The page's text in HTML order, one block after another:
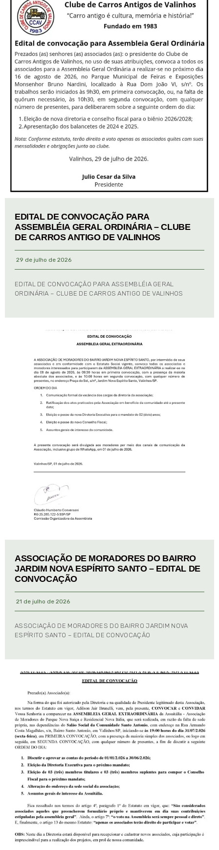
EDITAL DE CONVOCAÇÃO PARA
ASSEMBLÉIA GERAL ORDINÁRIA – CLUBE
DE CARROS ANTIGO DE VALINHOS
29 de julho de 2026
EDITAL DE CONVOCAÇÃO PARA ASSEMBLÉIA GERAL
ORDINÁRIA – CLUBE DE CARROS ANTIGO DE VALINHOS
ASSOCIAÇÃO DE MORADORES DO BAIRRO
JARDIM NOVA ESPÍRITO SANTO – EDITAL DE
CONVOCAÇÃO
21 de julho de 2026
ASSOCIAÇÃO DE MORADORES DO BAIRRO JARDIM NOVA
ESPÍRITO SANTO – EDITAL DE CONVOCAÇÃO